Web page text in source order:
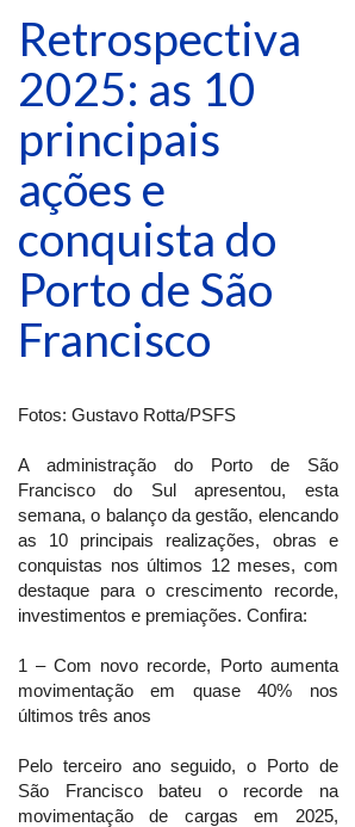
Retrospectiva
2025: as 10
principais
ações e
conquista do
Porto de São
Francisco
Fotos: Gustavo Rotta/PSFS
A administração do Porto de São
Francisco do Sul apresentou, esta
semana, o balanço da gestão, elencando
as 10 principais realizações, obras e
conquistas nos últimos 12 meses, com
destaque para o crescimento recorde,
investimentos e premiações. Confira:
1 – Com novo recorde, Porto aumenta
movimentação em quase 40% nos
últimos três anos
Pelo terceiro ano seguido, o Porto de
São Francisco bateu o recorde na
movimentação de cargas em 2025,